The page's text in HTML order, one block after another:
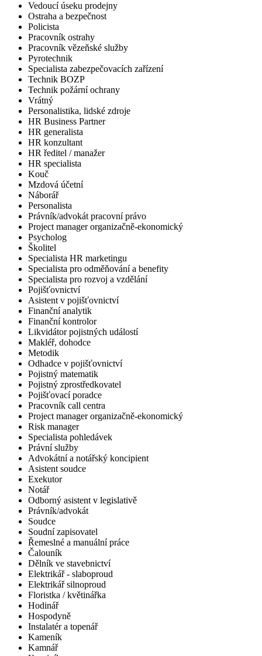
Vedoucí úseku prodejny
Ostraha a bezpečnost
Policista
Pracovník ostrahy
Pracovník vězeňské služby
Pyrotechnik
Specialista zabezpečovacích zařízení
Technik BOZP
Technik požární ochrany
Vrátný
Personalistika, lidské zdroje
HR Business Partner
HR generalista
HR konzultant
HR ředitel / manažer
HR specialista
Kouč
Mzdová účetní
Náborář
Personalista
Právník/advokát pracovní právo
Project manager organizačně-ekonomický
Psycholog
Školitel
Specialista HR marketingu
Specialista pro odměňování a benefity
Specialista pro rozvoj a vzdělání
Pojišťovnictví
Asistent v pojišťovnictví
Finanční analytik
Finanční kontrolor
Likvidátor pojistných událostí
Makléř, dohodce
Metodik
Odhadce v pojišťovnictví
Pojistný matematik
Pojistný zprostředkovatel
Pojišťovací poradce
Pracovník call centra
Project manager organizačně-ekonomický
Risk manager
Specialista pohledávek
Právní služby
Advokátní a notářský koncipient
Asistent soudce
Exekutor
Notář
Odborný asistent v legislativě
Právník/advokát
Soudce
Soudní zapisovatel
Řemeslné a manuální práce
Čalouník
Dělník ve stavebnictví
Elektrikář - slaboproud
Elektrikář silnoproud
Floristka / květinářka
Hodinář
Hospodyně
Instalatér a topenář
Kameník
Kamnář